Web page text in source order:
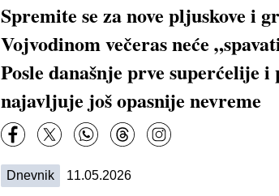
Spremite se za nove pljuskove i
Vojvodinom večeras neće
Posle današnje prve superćelije
najavljuje još opasnije nevreme
Dnevnik 11.05.2026